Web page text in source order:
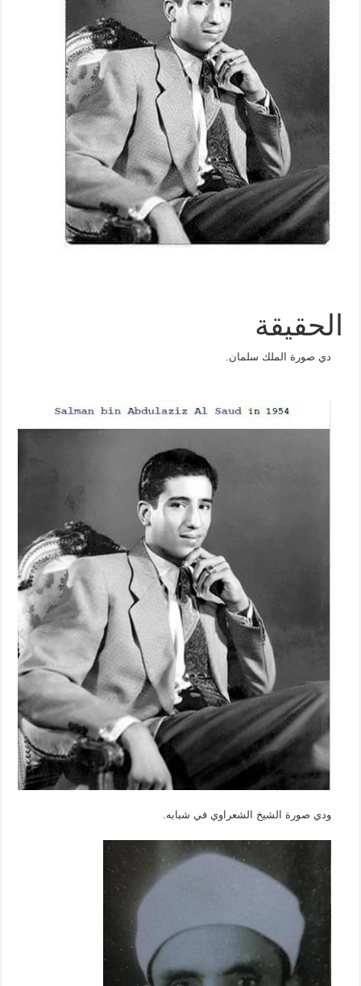
الحقيقة
دي صورة الملك سلمان.
ودي صورة الشيخ الشعراوي في شبابه.